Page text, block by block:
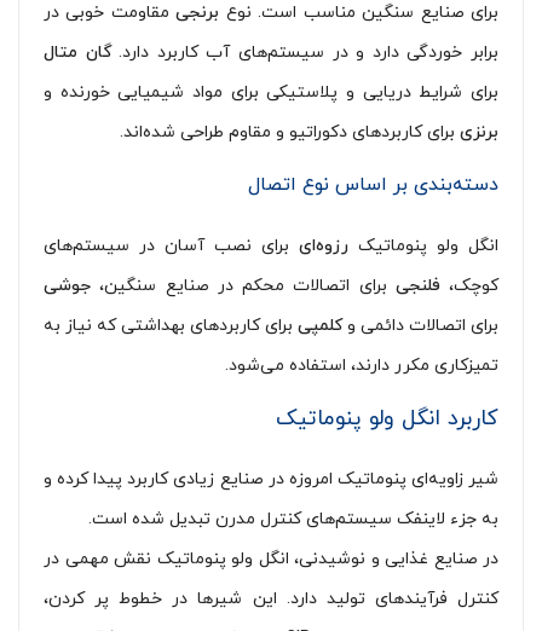
برای صنایع سنگین مناسب است. نوع برنجیمقاومت خوبی در
برابر خوردگی دارد و در سیستم‌های آب کاربرد دارد.گان متال
برای شرایط دریایی و پلاستیکی برای مواد شیمیایی خورنده و
برنزی برای کاربردهای دکوراتیو و مقاوم طراحی شده‌اند.
دسته‌بندی بر اساس نوع اتصال
انگل ولو پنوماتیک رزوه‌ای برای نصب آسان در سیستم‌های
کوچک، فلنجی برای اتصالات محکم در صنایع سنگین، جوشی
برای اتصالات دائمی وکلمپی برای کاربردهای بهداشتی که نیاز به
تمیزکاری مکرر دارند، استفاده می‌شود.
کاربرد انگل ولو پنوماتیک
شیر زاویه‌ای پنوماتیک امروزه در صنایع زیادی کاربرد پیدا کرده و
به جزء لاینفک سیستم‌های کنترل مدرن تبدیل شده است.
در صنایع غذایی و نوشیدنی، انگل ولو پنوماتیک نقش مهمی در
کنترل فرآیندهای تولید دارد. این شیرها در خطوط پر کردن،